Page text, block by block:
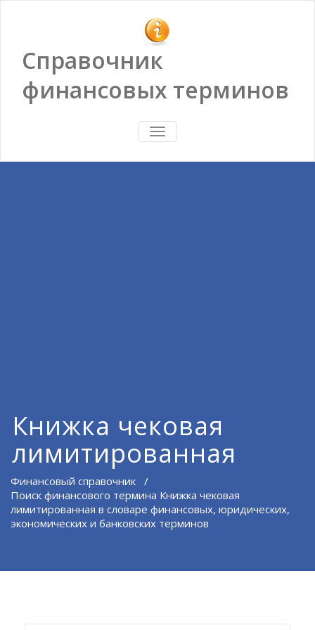
Справочник
финансовых терминов
ПОКАЗАТЬ/
СКРЫТЬ
Книжка чековая
лимитированная
Финансовый справочник /
Поиск финансового термина Книжка чековая
лимитированная в словаре финансовых, юридических,
экономических и банковских терминов